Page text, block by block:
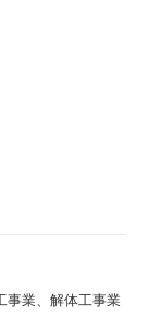
事業、解体工事業